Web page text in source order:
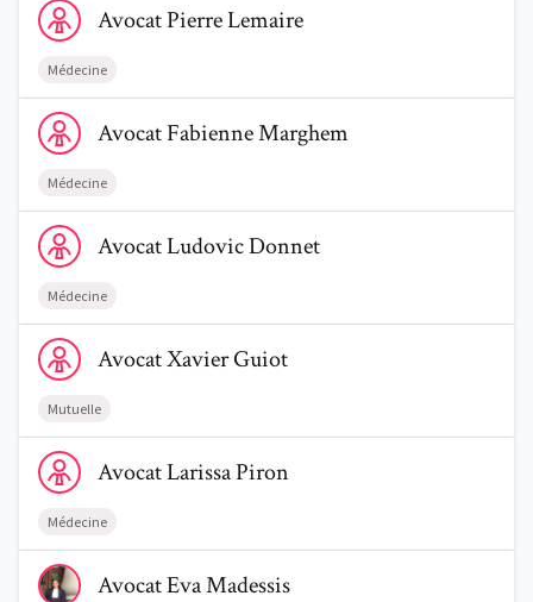
AvocatPierreLemaire
Médecine
Voir le profil de AvocatFabienne Marghem
AvocatFabienneMarghem
Médecine
Voir le profil de AvocatLudovic Donnet
AvocatLudovicDonnet
Médecine
Voir le profil de AvocatXavier Guiot
AvocatXavierGuiot
Mutuelle
Voir le profil de AvocatLarissa Piron
AvocatLarissaPiron
Médecine
Voir le profil de AvocatEva Madessis
AvocatEvaMadessis